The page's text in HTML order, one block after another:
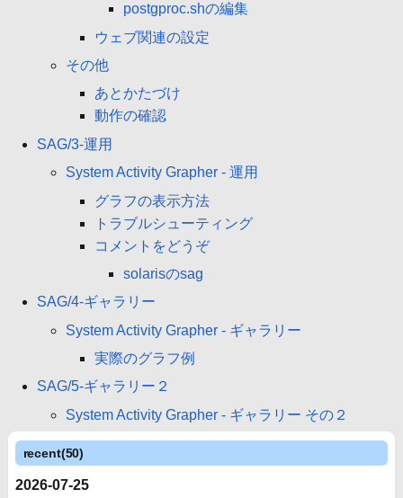
postgproc.shの編集
ウェブ関連の設定
その他
あとかたづけ
動作の確認
SAG/3-運用
System Activity Grapher - 運用
グラフの表示方法
トラブルシューティング
コメントをどうぞ
solarisのsag
SAG/4-ギャラリー
System Activity Grapher - ギャラリー
実際のグラフ例
SAG/5-ギャラリー２
System Activity Grapher - ギャラリー その２
recent(50)
2026-07-25